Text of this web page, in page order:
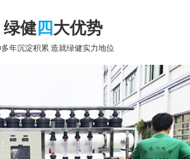
绿健 四大优势
多年沉淀积累 造就绿健实力地位